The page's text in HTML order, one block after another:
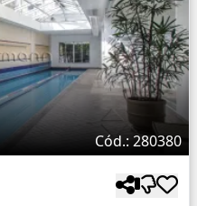
Cód.: 280380